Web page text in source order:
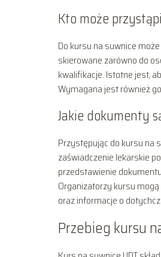
Kto może
Do kursu na suwnice
skierowane zarówno do
kwalifikacje. Istotne jest,
Wymagana jest również
Jakie dokumenty
Przystępując do kursu na
zaświadczenie lekarskie
przedstawienie
Organizatorzy kursu
oraz informacje o
Przebieg kursu